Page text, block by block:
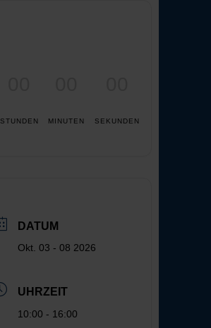
STUNDEN MINUTEN SEKUNDEN
DATUM
Okt. 03 - 08 2026
UHRZEIT
10:00 - 16:00